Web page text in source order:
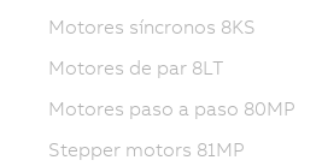
Motores síncronos 8KS
Motores de par 8LT
Motores paso a paso 80MP
Stepper motors 81MP